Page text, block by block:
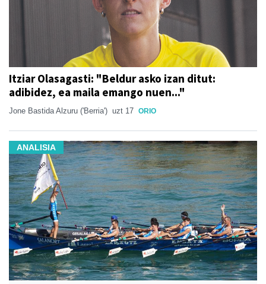
Itziar Olasagasti: "Beldur asko izan ditut:
adibidez, ea maila emango nuen..."
Jone Bastida Alzuru ('Berria') uzt 17 ORIO
ANALISIA